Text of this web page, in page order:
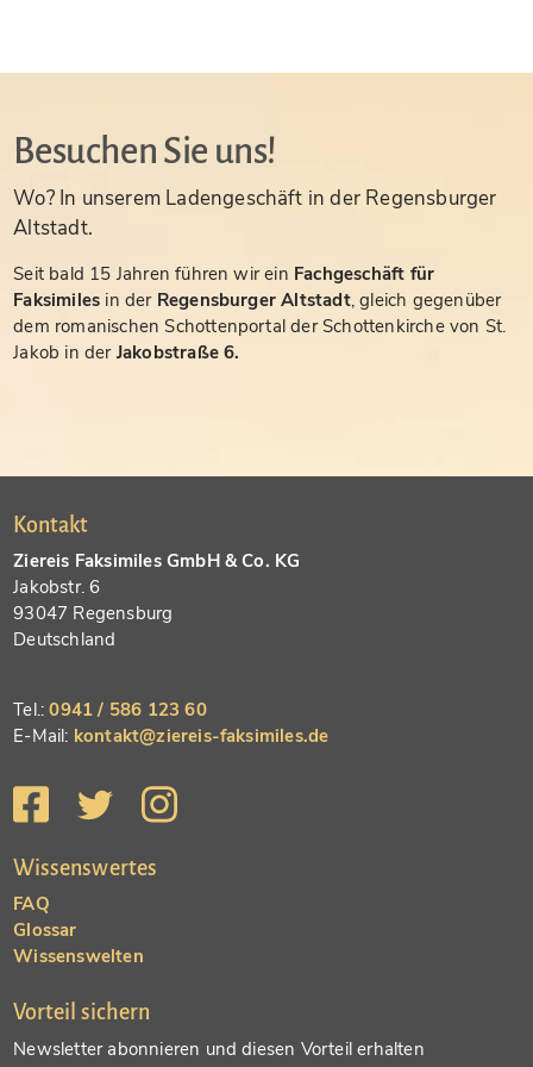
Besuchen Sie uns!
Wo? In unserem Ladengeschäft in der Regensburger
Altstadt.
Seit bald 15 Jahren führen wir ein Fachgeschäft für
Faksimiles in der Regensburger Altstadt, gleich gegenüber
dem romanischen Schottenportal der Schottenkirche von St.
Jakob in der Jakobstraße 6.
Kontakt
Ziereis Faksimiles GmbH & Co. KG
Jakobstr. 6
93047 Regensburg
Deutschland
Tel.:0941 / 586 123 60
E-Mail: kontakt@ziereis-faksimiles.de
Wissenswertes
FAQ
Glossar
Wissenswelten
Vorteil sichern
Newsletter abonnieren und diesen Vorteil erhalten